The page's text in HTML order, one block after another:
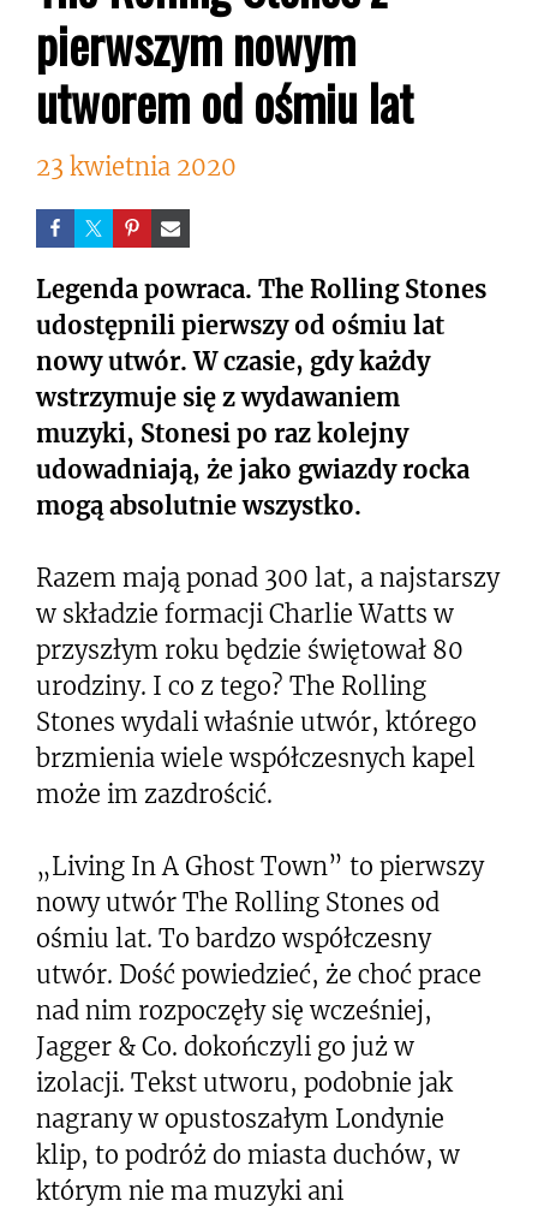
pierwszym nowym
utworem od ośmiu lat
23 kwietnia 2020
Legenda powraca. The Rolling Stones
udostępnili pierwszy od ośmiu lat
nowy utwór. W czasie, gdy każdy
wstrzymuje się z wydawaniem
muzyki, Stonesi po raz kolejny
udowadniają, że jako gwiazdy rocka
mogą absolutnie wszystko.
Razem mają ponad 300 lat, a najstarszy
w składzie formacji Charlie Watts w
przyszłym roku będzie świętował 80
urodziny. I co z tego? The Rolling
Stones wydali właśnie utwór, którego
brzmienia wiele współczesnych kapel
może im zazdrościć.
„Living In A Ghost Town” to pierwszy
nowy utwór The Rolling Stones od
ośmiu lat. To bardzo współczesny
utwór. Dość powiedzieć, że choć prace
nad nim rozpoczęły się wcześniej,
Jagger & Co. dokończyli go już w
izolacji. Tekst utworu, podobnie jak
nagrany w opustoszałym Londynie
klip, to podróż do miasta duchów, w
którym nie ma muzyki ani